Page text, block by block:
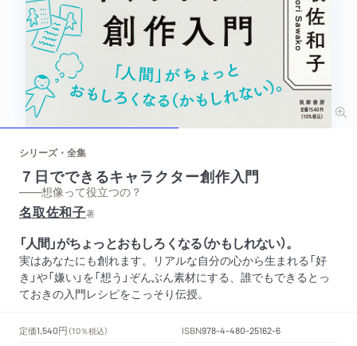
シリーズ・全集
７日でできるキャラクター創作入門
——想像って役立つの？
名取佐和子著
「人間」がちょっとおもしろくなる（かもしれない）。
実はあなたにも創れます。リアルな自分の心から生まれる「好
き」や「嫌い」を「想う」ぞんぶん素材にする、誰でもできるとっ
ておきの入門レシピをこっそり伝授。
定価1,540円 （10％税込） ISBN978-4-480-25162-6